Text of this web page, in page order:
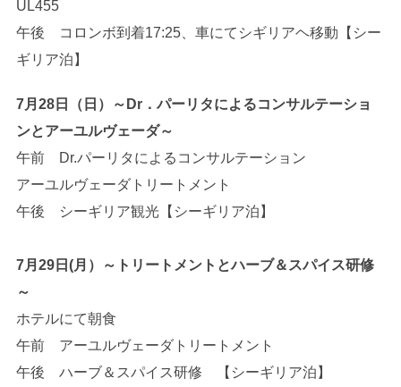
UL455
午後 コロンボ到着17:25、車にてシギリアヘ移動【シー
ギリア泊】
7月28日（日）～Dr．パーリタによるコンサルテーショ
ンとアーユルヴェーダ～
午前 Dr.パーリタによるコンサルテーション
アーユルヴェーダトリートメント
午後 シーギリア観光【シーギリア泊】
7月29日(月）～トリートメントとハーブ＆スパイス研修
～
ホテルにて朝食
午前 アーユルヴェーダトリートメント
午後 ハーブ＆スパイス研修 【シーギリア泊】